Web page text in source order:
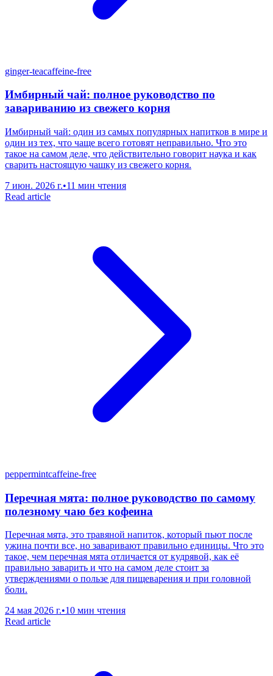
ginger-teacaffeine-free
Имбирный чай: полное руководство по
завариванию из свежего корня
Имбирный чай: один из самых популярных напитков в мире и
один из тех, что чаще всего готовят неправильно. Что это
такое на самом деле, что действительно говорит наука и как
сварить настоящую чашку из свежего корня.
7 июн. 2026 г.•11 мин чтения
Read article
peppermintcaffeine-free
Перечная мята: полное руководство по самому
полезному чаю без кофеина
Перечная мята, это травяной напиток, который пьют после
ужина почти все, но заваривают правильно единицы. Что это
такое, чем перечная мята отличается от кудрявой, как её
правильно заварить и что на самом деле стоит за
утверждениями о пользе для пищеварения и при головной
боли.
24 мая 2026 г.•10 мин чтения
Read article